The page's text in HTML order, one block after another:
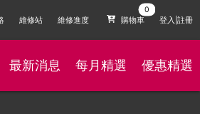
維修站 維修進度 購物車 登入|註冊
最新消息 每月精選 優惠精選